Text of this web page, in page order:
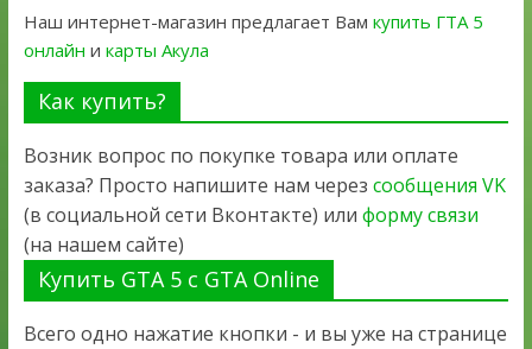
Наш интернет-магазин предлагает Вам купить ГТА 5
онлайн и карты Акула
Как купить?
Возник вопрос по покупке товара или оплате
заказа? Просто напишите нам через сообщения VK
(в социальной сети Вконтакте) или форму связи
(на нашем сайте)
Купить GTA 5 с GTA Online
Всего одно нажатие кнопки - и вы уже на странице